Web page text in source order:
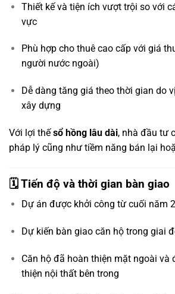
Thiết kế và tiện ích vượt trội so với
vực
Phù hợp cho thuê cao cấp với giá
người nước ngoài)
Dễ dàng tăng giá theo thời gian do
xây dựng
Với lợi thếsổ hồng lâu dài, nhà đầu tư
pháp lý cũng như tiềm năng bán lại
🗓️ Tiến độ và thời gian bàn giao
Dự án được khởi công từ cuối năm
Dự kiến bàn giao căn hộ trong giai
Căn hộ đã hoàn thiện mặt ngoài và
thiện nội thất bên trong